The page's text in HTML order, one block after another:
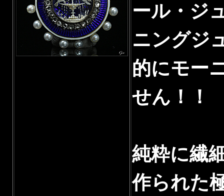
ール・ジ
ニングジ
的にモー
せん！！
純粋に繊
作られた